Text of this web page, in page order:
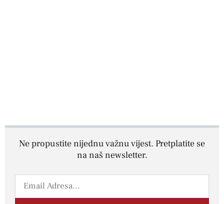
Ne propustite nijednu važnu vijest. Pretplatite se
na naš newsletter.